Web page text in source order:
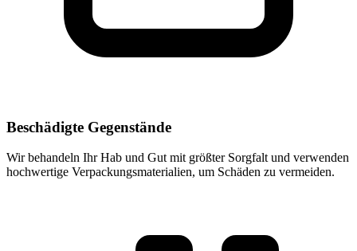
Beschädigte Gegenstände
Wir behandeln Ihr Hab und Gut mit größter Sorgfalt und verwenden
hochwertige Verpackungsmaterialien, um Schäden zu vermeiden.